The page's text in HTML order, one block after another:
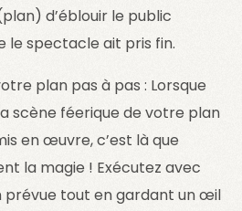
d’éblouir le public
le spectacle ait pris fin.
plan pas à pas : Lorsque
scène féerique de votre plan
en œuvre, c’est là que
la magie ! Exécutez avec
prévue tout en gardant un œil